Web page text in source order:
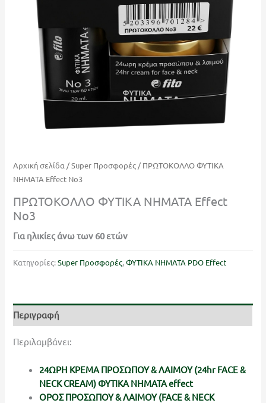
Αρχική σελίδα /Super Προσφορές / ΠΡΩΤΟΚΟΛΛΟ ΦΥΤΙΚΑ
ΝΗΜΑΤΑ Effect Νο3
ΠΡΩΤΟΚΟΛΛΟ ΦΥΤΙΚΑ ΝΗΜΑΤΑ Effect
Νο3
Για ηλικίες άνω των 60 ετών
Κατηγορίες:Super Προσφορές,ΦΥΤΙΚΑ ΝΗΜΑΤΑ PDO Effect
Περιγραφή
Περιλαμβάνει:
24ΩΡΗ ΚΡΕΜΑ ΠΡΟΣΩΠΟΥ & ΛΑΙΜΟΥ (24hr FACE &
NECK CREAM) ΦΥΤΙΚΑ ΝΗΜΑΤΑ effect
ΟΡΟΣ ΠΡΟΣΩΠΟΥ & ΛΑΙΜΟΥ (FACE & NECK